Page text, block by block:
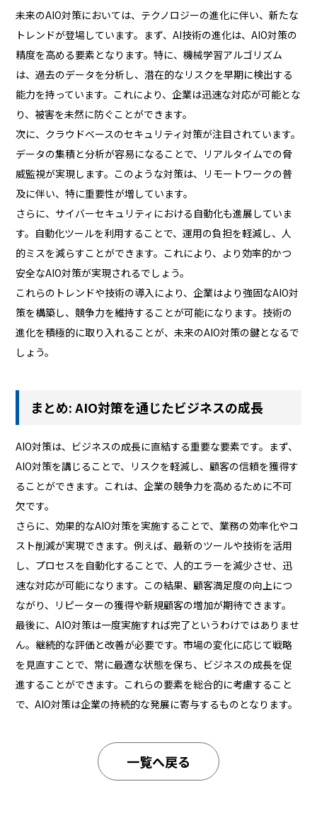
未来のAIO対策においては、テクノロジーの進化に伴い、新たな
トレンドが登場しています。まず、AI技術の進化は、AIO対策の
精度を高める要素となります。特に、機械学習アルゴリズム
は、過去のデータを分析し、潜在的なリスクを早期に検出する
能力を持っています。これにより、企業は迅速な対応が可能とな
り、被害を未然に防ぐことができます。
次に、クラウドベースのセキュリティ対策が注目されています。
データの集積と分析が容易になることで、リアルタイムでの脅
威監視が実現します。このような対策は、リモートワークの普
及に伴い、特に重要性が増しています。
さらに、サイバーセキュリティにおける自動化も進展していま
す。自動化ツールを利用することで、運用の負担を軽減し、人
的ミスを減らすことができます。これにより、より効率的かつ
安全なAIO対策が実現されるでしょう。
これらのトレンドや技術の導入により、企業はより強固なAIO対
策を構築し、競争力を維持することが可能になります。技術の
進化を積極的に取り入れることが、未来のAIO対策の鍵となるで
しょう。
まとめ: AIO対策を通じたビジネスの成長
AIO対策は、ビジネスの成長に直結する重要な要素です。まず、
AIO対策を講じることで、リスクを軽減し、顧客の信頼を獲得す
ることができます。これは、企業の競争力を高めるために不可
欠です。
さらに、効果的なAIO対策を実施することで、業務の効率化やコ
スト削減が実現できます。例えば、最新のツールや技術を活用
し、プロセスを自動化することで、人的エラーを減少させ、迅
速な対応が可能になります。この結果、顧客満足度の向上につ
ながり、リピーターの獲得や新規顧客の増加が期待できます。
最後に、AIO対策は一度実施すれば完了というわけではありませ
ん。継続的な評価と改善が必要です。市場の変化に応じて戦略
を見直すことで、常に最適な状態を保ち、ビジネスの成長を促
進することができます。これらの要素を総合的に考慮すること
で、AIO対策は企業の持続的な発展に寄与するものとなります。
一覧へ戻る